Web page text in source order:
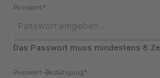
Passwort*
Das Passwort muss mindestens 8
Passwort-Bestätigung*